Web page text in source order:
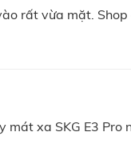
rất vừa mặt.
mát xa SKG E3